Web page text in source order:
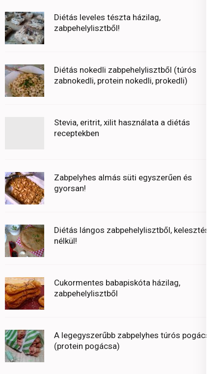
Diétás leveles tészta házilag,
zabpehelylisztből!
Diétás nokedli zabpehelylisztből (túrós
zabnokedli, protein nokedli, prokedli)
Stevia, eritrit, xilit használata a diétás
receptekben
Zabpelyhes almás süti egyszerűen és
gyorsan!
Diétás lángos zabpehelylisztből, kelesztés
nélkül!
Cukormentes babapiskóta házilag,
zabpehelylisztből
A legegyszerűbb zabpelyhes túrós pogácsa
(protein pogácsa)